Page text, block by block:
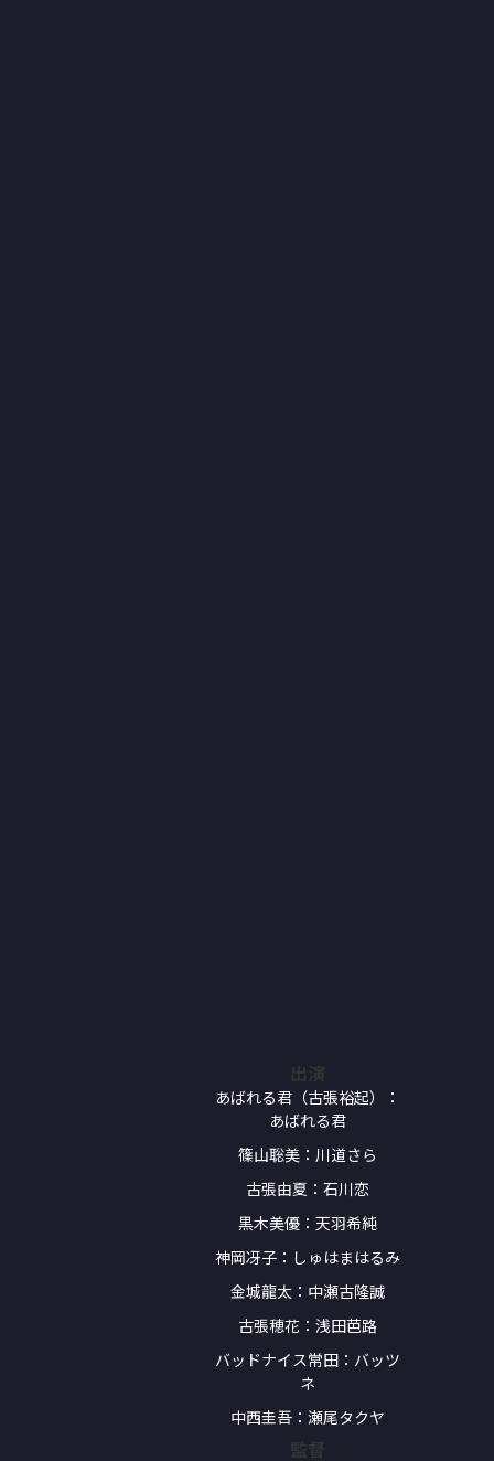
出演
あばれる君（古張裕起）：
あばれる君
篠山聡美：川道さら
古張由夏：石川恋
黒木美優：天羽希純
神岡冴子：しゅはまはるみ
金城龍太：中瀬古隆誠
古張穂花：浅田芭路
バッドナイス常田：バッツ
ネ
中西圭吾：瀬尾タクヤ
監督